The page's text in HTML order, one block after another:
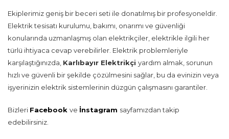
Ekiplerimiz geniş bir beceri seti ile donatılmış bir profesyoneldir.
Elektrik tesisatı kurulumu, bakımı, onarımı ve güvenliği
konularında uzmanlaşmış olan elektrikçiler, elektrikle ilgili her
türlü ihtiyaca cevap verebilirler. Elektrik problemleriyle
karşılaştığınızda, Karlıbayır Elektrikçi yardım almak, sorunun
hızlı ve güvenli bir şekilde çözülmesini sağlar, bu da evinizin veya
işyerinizin elektrik sistemlerinin düzgün çalışmasını garantiler.
Bizleri Facebook ve İnstagram sayfamızdan takip
edebilirsiniz.